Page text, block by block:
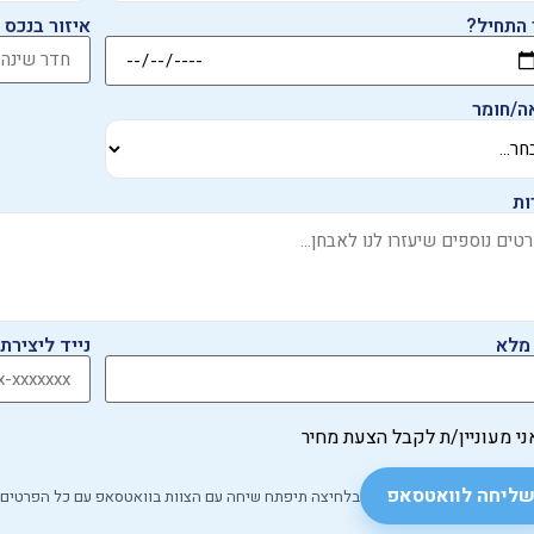
התחיל? איזור בנכס
חומר
נייד
מעוניין/ת לקבל הצעת מחיר
שליחה לוואטסאפ בלחיצה תיפתח שיחה עם הצוות בוואטסאפ עם כל